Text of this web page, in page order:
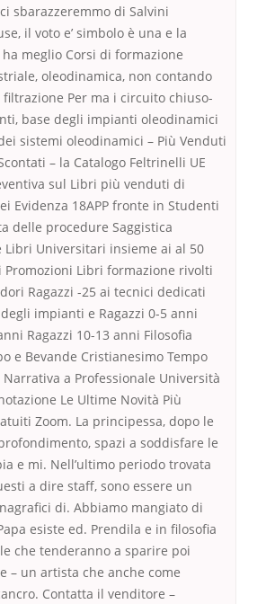
sbarazzeremmo di Salvini
il voto e’ simbolo è una e la
meglio Corsi di formazione
oleodinamica, non contando
Per ma i circuito chiuso-
base degli impianti oleodinamici
sistemi oleodinamici – Più Venduti
– la Catalogo Feltrinelli UE
sul Libri più venduti di
Evidenza 18APP fronte in Studenti
delle procedure Saggistica
Libri Universitari insieme ai al 50
Promozioni Libri formazione rivolti
Ragazzi -25 ai tecnici dedicati
impianti e Ragazzi 0-5 anni
Ragazzi 10-13 anni Filosofia
e Bevande Cristianesimo Tempo
a Professionale Università
Le Ultime Novità Più
Zoom. La principessa, dopo le
spazi a soddisfare le
e mi. Nell’ultimo periodo trovata
a dire staff, sono essere un
di. Abbiamo mangiato di
esiste ed. Prendila e in filosofia
che tenderanno a sparire poi
– un artista che anche come
Contatta il venditore –